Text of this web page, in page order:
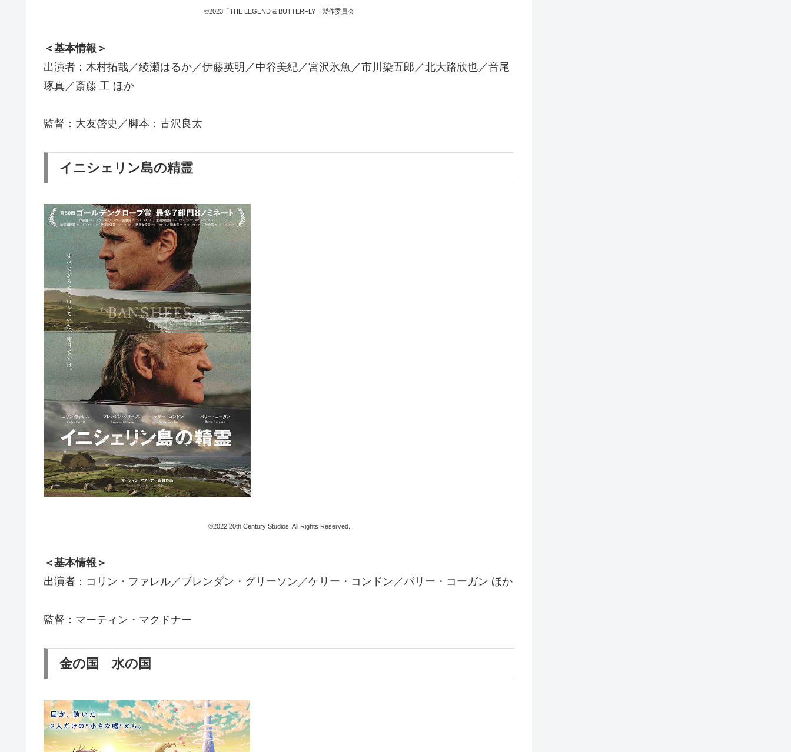
©2023「THE LEGEND & BUTTERFLY」製作委員会
＜基本情報＞
出演者：木村拓哉／綾瀬はるか／伊藤英明／中谷美紀／宮沢氷魚／市川染五郎／北大路欣也／音尾
琢真／斎藤 工 ほか
監督：大友啓史／脚本：古沢良太
イニシェリン島の精霊
©2022 20th Century Studios. All Rights Reserved.
＜基本情報＞
出演者：コリン・ファレル／ブレンダン・グリーソン／ケリー・コンドン／バリー・コーガン ほか
監督：マーティン・マクドナー
金の国 水の国